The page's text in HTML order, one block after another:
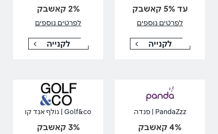
עד 5% קאשבק
לפרטים נוספים
לקנייה
2% קאשבק
לפרטים נוספים
לקנייה
PandaZzz | פנדה
4% קאשבק
Golf&co | גולף אנד קו
3% קאשבק